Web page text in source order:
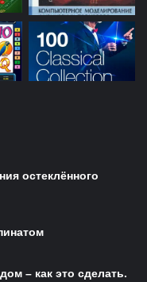
остеклённого
– как это сделать.